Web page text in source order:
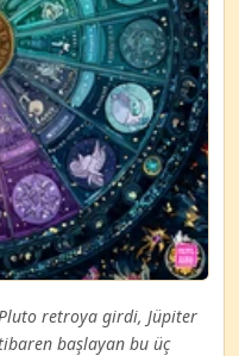
retroya girdi, Jüpiter
başlayan bu üç